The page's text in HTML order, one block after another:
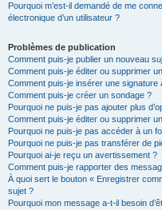
Pourquoi m’est-il demandé de me
électronique d’un utilisateur ?
Problèmes de publication
Comment puis-je publier un nouveau
Comment puis-je éditer ou supprimer
Comment puis-je insérer une signature
Comment puis-je créer un sondage ?
Pourquoi ne puis-je pas ajouter plus
Comment puis-je éditer ou supprimer
Pourquoi ne puis-je pas accéder à un
Pourquoi ne puis-je pas transférer de
Pourquoi ai-je reçu un avertissement ?
Comment puis-je rapporter des
À quoi sert le bouton « Enregistrer
sujet ?
Pourquoi mon message a-t-il besoin